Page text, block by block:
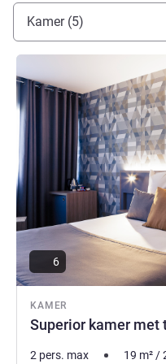
Kamer (5)
KAMER
Superior kamer met
Meer informatie
6
2 pers. max 19 m²/